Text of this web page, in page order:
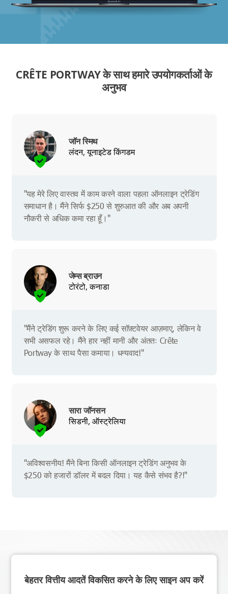
CRÊTE PORTWAY के साथ हमारे उपयोगकर्ताओं के
अनुभव
जॉन स्मिथ
लंदन, यूनाइटेड किंगडम
"यह मेरे लिए वास्तव में काम करने वाला पहला ऑनलाइन ट्रेडिंग
समाधान है। मैंने सिर्फ $250 से शुरुआत की और अब अपनी
नौकरी से अधिक कमा रहा हूँ।"
जेम्स ब्राउन
टोरंटो, कनाडा
"मैंने ट्रेडिंग शुरू करने के लिए कई सॉफ़्टवेयर आज़माए, लेकिन वे
सभी असफल रहे। मैंने हार नहीं मानी और अंततः Crête
Portway के साथ पैसा कमाया। धन्यवाद!"
सारा जॉनसन
सिडनी, ऑस्ट्रेलिया
"अविश्वसनीय! मैंने बिना किसी ऑनलाइन ट्रेडिंग अनुभव के
$250 को हजारों डॉलर में बदल दिया। यह कैसे संभव है?!"
बेहतर वित्तीय आदतें विकसित करने के लिए साइन अप करें